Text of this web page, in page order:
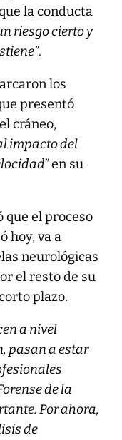
la conducta
riesgo cierto y
.
los
presentó
cráneo,
impacto del
en su
que el proceso
hoy, va a
neurológicas
el resto de su
plazo.
a nivel
pasan a estar
de la
Por ahora,
de